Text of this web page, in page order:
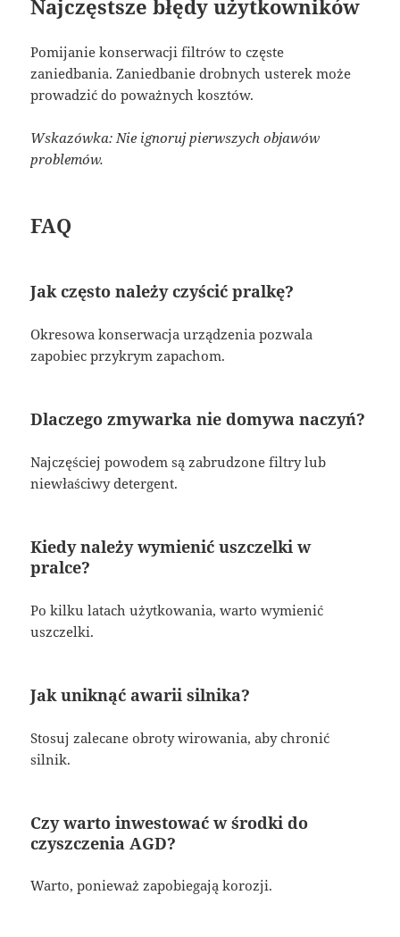
Najczęstsze błędy użytkowników
Pomijanie konserwacji filtrów to częste
zaniedbania. Zaniedbanie drobnych usterek może
prowadzić do poważnych kosztów.
Wskazówka: Nie ignoruj pierwszych objawów
problemów.
FAQ
Jak często należy czyścić pralkę?
Okresowa konserwacja urządzenia pozwala
zapobiec przykrym zapachom.
Dlaczego zmywarka nie domywa naczyń?
Najczęściej powodem są zabrudzone filtry lub
niewłaściwy detergent.
Kiedy należy wymienić uszczelki w
pralce?
Po kilku latach użytkowania, warto wymienić
uszczelki.
Jak uniknąć awarii silnika?
Stosuj zalecane obroty wirowania, aby chronić
silnik.
Czy warto inwestować w środki do
czyszczenia AGD?
Warto, ponieważ zapobiegają korozji.